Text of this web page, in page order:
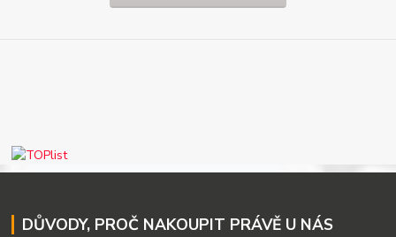
DŮVODY, PROČ NAKOUPIT PRÁVĚ U NÁS